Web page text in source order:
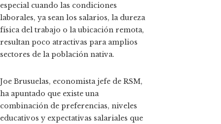
especial cuando las condiciones
laborales, ya sean los salarios, la dureza
física del trabajo o la ubicación remota,
resultan poco atractivas para amplios
sectores de la población nativa.
Joe Brusuelas, economista jefe de RSM,
ha apuntado que existe una
combinación de preferencias, niveles
educativos y expectativas salariales que